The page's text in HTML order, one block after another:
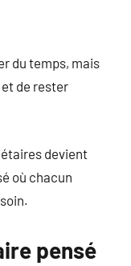
du temps, mais
et de rester
devient
où chacun
pensé